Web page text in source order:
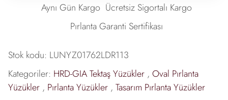
Aynı Gün Kargo Ücretsiz Sigortalı Kargo
Pırlanta Garanti Sertifikası
Stok kodu: LUNYZ01762LDR113
Kategoriler: HRD-GIA Tektaş Yüzükler , Oval Pırlanta
Yüzükler , Pırlanta Yüzükler , Tasarım Pırlanta Yüzükler